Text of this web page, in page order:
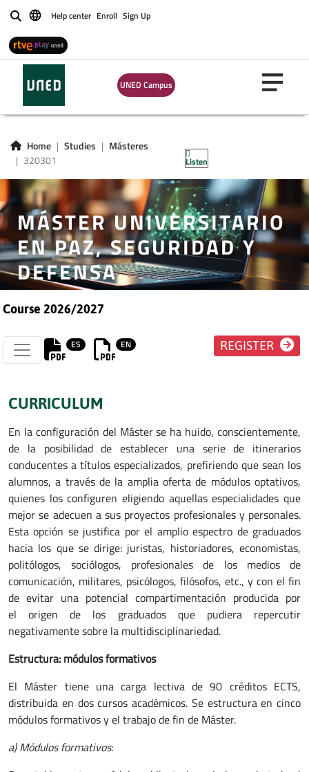
BuscarHelp center Enroll Sign Up
UNED Campus
Home Studies
Másteres
320301
Listen
MÁSTER UNIVERSITARIO
EN PAZ, SEGURIDAD Y
DEFENSA
Course 2026/2027
ES EN REGISTER
CURRICULUM
En la configuración del Máster se ha huido, conscientemente,
de la posibilidad de establecer una serie de itinerarios
conducentes a títulos especializados, prefiriendo que sean los
alumnos, a través de la amplia oferta de módulos optativos,
quienes los configuren eligiendo aquellas especialidades que
mejor se adecuen a sus proyectos profesionales y personales.
Esta opción se justifica por el amplio espectro de graduados
hacia los que se dirige: juristas, historiadores, economistas,
politólogos, sociólogos, profesionales de los medios de
comunicación, militares, psicólogos, filósofos, etc., y con el fin
de evitar una potencial compartimentación producida por
el origen de los graduados que pudiera repercutir
negativamente sobre la multidisciplinariedad.
Estructura: módulos formativos
El Máster tiene una carga lectiva de 90 créditos ECTS,
distribuida en dos cursos académicos. Se estructura en cinco
módulos formativos y el trabajo de fin de Máster.
a) Módulos formativos: